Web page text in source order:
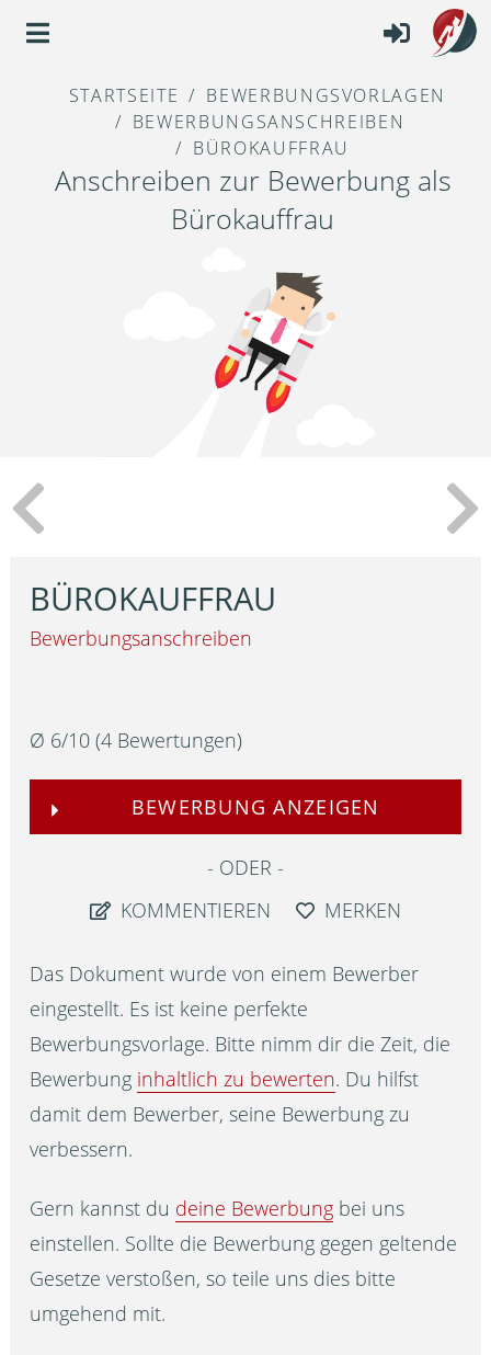
STARTSEITE
BEWERBUNGSVORLAGEN
BEWERBUNGSANSCHREIBEN
BÜROKAUFFRAU
Anschreiben zur Bewerbung als
Bürokauffrau
BÜROKAUFFRAU
Bewerbungsanschreiben
Ø 6/10 (4 Bewertungen)
BEWERBUNG ANZEIGEN
ODER
KOMMENTIEREN
MERKEN
Das Dokument wurde von einem Bewerber
eingestellt. Es ist keine perfekte
Bewerbungsvorlage. Bitte nimm dir die Zeit, die
Bewerbung inhaltlich zu bewerten. Du hilfst
damit dem Bewerber, seine Bewerbung zu
verbessern.
Gern kannst du deine Bewerbung bei uns
einstellen. Sollte die Bewerbung gegen geltende
Gesetze verstoßen, so teile uns dies bitte
umgehend mit.